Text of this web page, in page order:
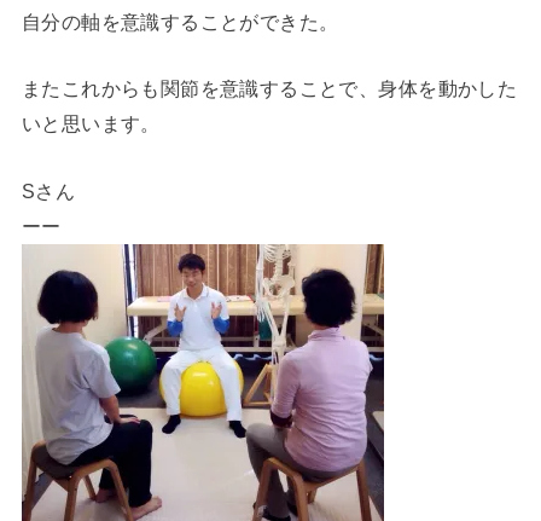
自分の軸を意識することができた。
またこれからも関節を意識することで、身体を動かした
いと思います。
Sさん
ーー